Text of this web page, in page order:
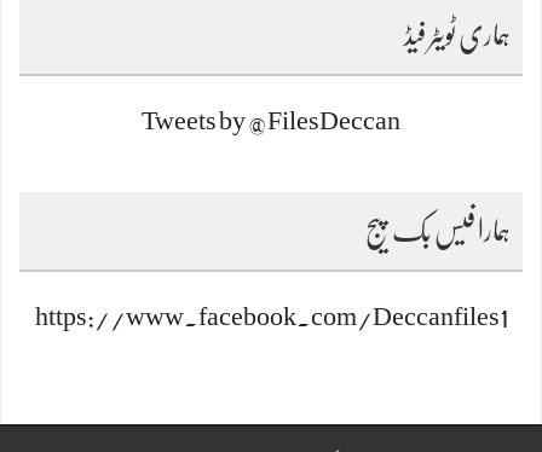
ہماری ٹویٹر فیڈ
Tweets by @FilesDeccan
ہمارا فیس بک پیج
https://www.facebook.com/Deccanfiles1